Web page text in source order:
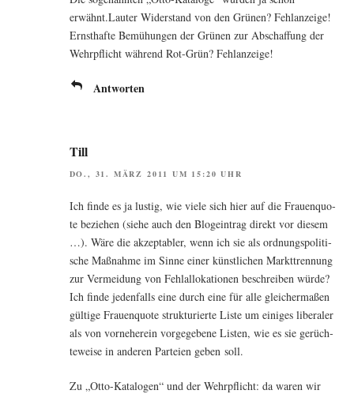
erwähnt.Lauter Wider­stand von den Grü­nen? Fehlanzeige!
Ernst­haf­te Bemü­hun­gen der Grü­nen zur Abschaf­fung der
Wehr­pflicht wäh­rend Rot-Grün? Fehlanzeige!
Antworten
Till
DO., 31. MÄRZ 2011 UM 15:20 UHR
Ich fin­de es ja lus­tig, wie vie­le sich hier auf die Frau­en­quo­
te bezie­hen (sie­he auch den Blog­ein­trag direkt vor die­sem
…). Wäre die akzep­ta­bler, wenn ich sie als ord­nungs­po­li­ti­
sche Maß­nah­me im Sin­ne einer künst­li­chen Markt­tren­nung
zur Ver­mei­dung von Fehl­al­lo­ka­tio­nen beschrei­ben wür­de?
Ich fin­de jeden­falls eine durch eine für alle glei­cher­ma­ßen
gül­ti­ge Frau­en­quo­te struk­tu­rier­te Lis­te um eini­ges libe­ra­ler
als von vor­ne­her­ein vor­ge­ge­be­ne Lis­ten, wie es sie gerüch­
te­wei­se in ande­ren Par­tei­en geben soll.
Zu „Otto-Kata­lo­gen“ und der Wehr­pflicht: da waren wir